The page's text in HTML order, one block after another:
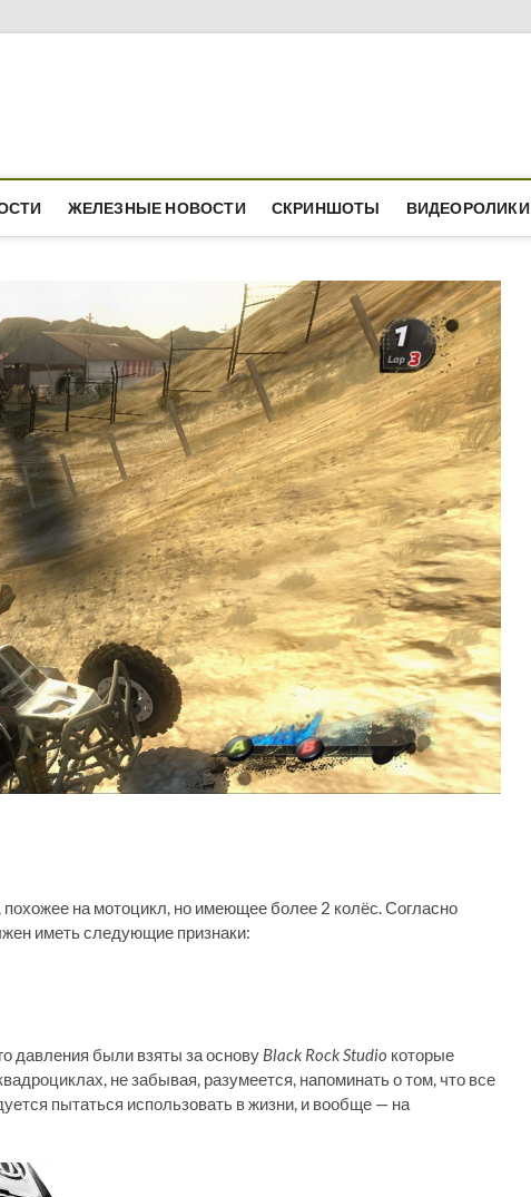
ЖЕЛЕЗНЫЕ НОВОСТИ СКРИНШОТЫ ВИДЕОРОЛИКИ
на мотоцикл, но имеющее более 2 колёс. Согласно
иметь следующие признаки:
давления были взяты за основу Black Rock Studio которые
не забывая, разумеется, напоминать о том, что все
пытаться использовать в жизни, и вообще — на